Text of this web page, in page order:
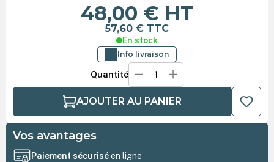
48,00 € HT
57,60 € TTC
En stock
Info livraison
Quantité
AJOUTER AU PANIER
Vos avantages
Paiement sécuriséen ligne